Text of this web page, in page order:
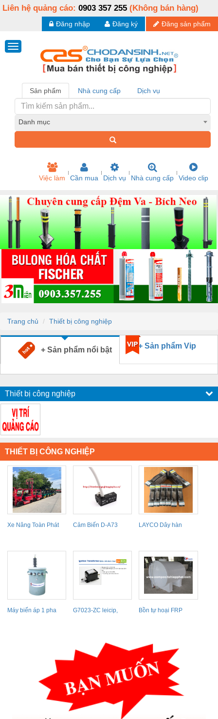
Liên hệ quảng cáo: 0903 357 255 (Không bán hàng)
Đăng sản phẩm
Đăng ký
Đăng nhập
Sản phẩm Nhà cung cấp Dịch vụ
Danh mục
Việc làm Cần mua Dịch vụ Nhà cung cấp Video clip
Trang chủ Thiết bị công nghiệp
+ Sản phẩm nổi bật + Sản phẩm Vip
Thiết bị công nghiệp
THIẾT BỊ CÔNG NGHIỆP
Xe Nâng Toàn Phát Cảm Biến D-A73
LAYCO Dây hàn
Máy biến áp 1 pha
G7023-ZC leicip,
Bồn tự hoại FRP